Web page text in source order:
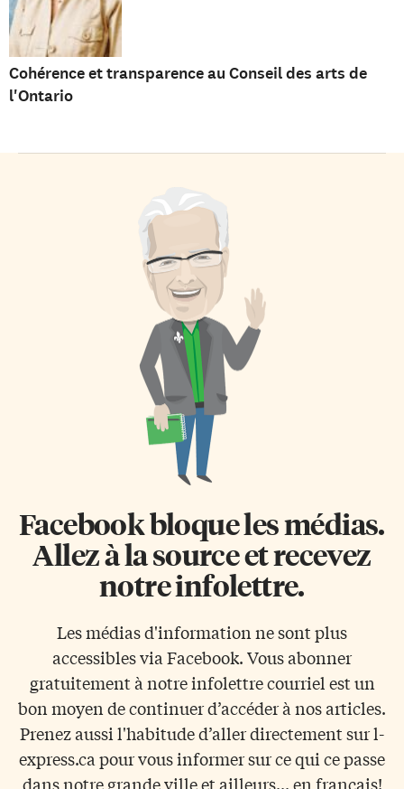
Cohérence et transparence au Conseil des arts de
l'Ontario
Facebook bloque les médias.
Allez à la source et recevez
notre infolettre.
Les médias d'information ne sont plus
accessibles via Facebook. Vous abonner
gratuitement à notre infolettre courriel est un
bon moyen de continuer d’accéder à nos articles.
Prenez aussi l'habitude d’aller directement sur l-
express.ca pour vous informer sur ce qui ce passe
dans notre grande ville et ailleurs... en français!